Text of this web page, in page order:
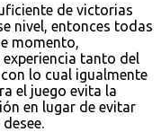
de victorias
nivel, entonces todas
momento,
tanto del
lo cual igualmente
el juego evita la
en lugar de evitar